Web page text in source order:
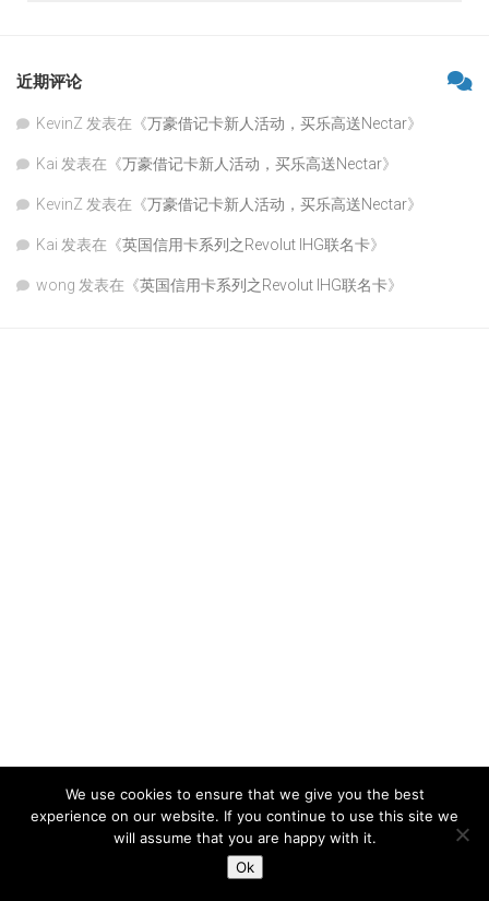
近期评论
KevinZ 发表在《万豪借记卡新人活动，买乐高送Nectar》
Kai 发表在《万豪借记卡新人活动，买乐高送Nectar》
KevinZ 发表在《万豪借记卡新人活动，买乐高送Nectar》
Kai 发表在《英国信用卡系列之Revolut IHG联名卡》
wong 发表在《英国信用卡系列之Revolut IHG联名卡》
请使用以下赞助链接支持我们，谢谢！
We use cookies to ensure that we give you the best
experience on our website. If you continue to use this site we
will assume that you are happy with it.
Ok